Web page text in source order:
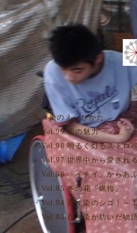
百々染のえらびかた
・Vol.99 紫の魅力
・Vol.98 明るく灯るストロ
・Vol.97 世界中から愛され
・Vol.96 「イチイ」からあ
・Vol.95 冬の花「蝋梅」
・Vol.94 百々染のシゴト～
・Vol.93 百々染が紡いだ物